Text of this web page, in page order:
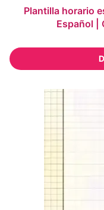
Plantilla horario
Español |